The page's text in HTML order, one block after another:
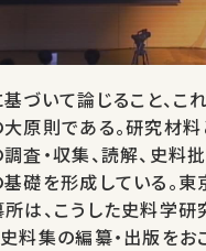
づいて論じること、こ
原則である。研究材料
査・収集、読解、史料
礎を形成している。
は、こうした史料学研
料集の編纂・出版をお